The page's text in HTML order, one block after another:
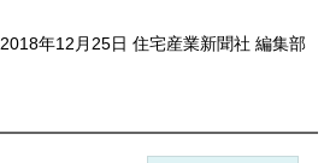
2018年12月25日 住宅産業新聞社 編集部